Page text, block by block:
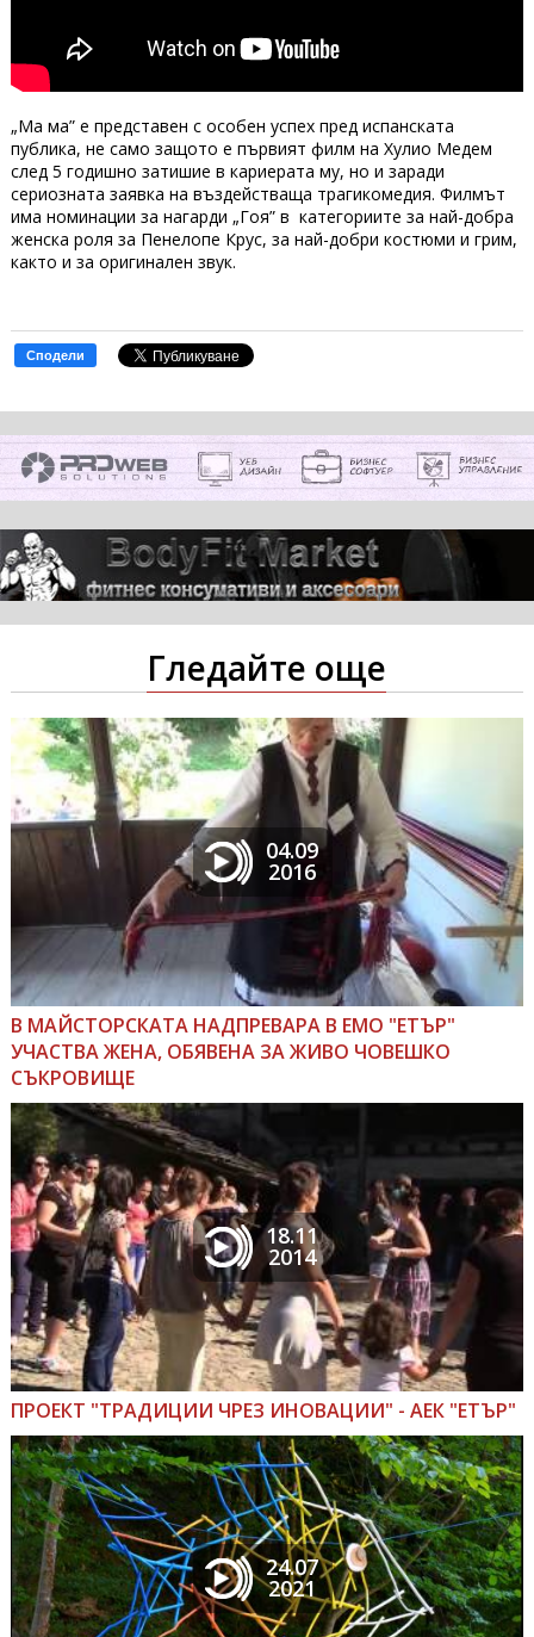
„Ма ма” е представен с особен успех пред испанската
публика, не само защото е първият филм на Хулио Медем
след 5 годишно затишие в кариерата му, но и заради
сериозната заявка на въздействаща трагикомедия. Филмът
има номинации за нагарди „Гоя” в категориите за най-добра
женска роля за Пенелопе Крус, за най-добри костюми и грим,
както и за оригинален звук.
Сподели
Гледайте още
04.09
2016
В МАЙСТОРСКАТА НАДПРЕВАРА В ЕМО "ЕТЪР"
УЧАСТВА ЖЕНА, ОБЯВЕНА ЗА ЖИВО ЧОВЕШКО
СЪКРОВИЩЕ
18.11
2014
ПРОЕКТ "ТРАДИЦИИ ЧРЕЗ ИНОВАЦИИ" - АЕК "ЕТЪР"
24.07
2021